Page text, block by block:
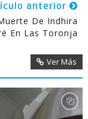
anterior
De Indhira
En Las Toronja
Ver Más